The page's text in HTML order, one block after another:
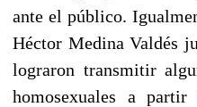
ante el público.
Héctor Medina Valdés
lograron transmitir
homosexuales a